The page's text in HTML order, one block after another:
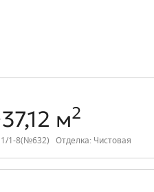
Загляденье,
37,12 м2
1-8(№632) Отделка: Чистовая